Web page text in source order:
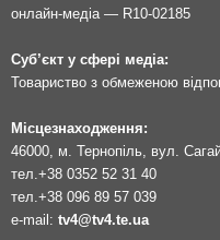
онлайн-медіа — R10-02185
Суб’єкт у сфері медіа:
Товариство з обмеженою
Місцезнаходження:
46000, м. Тернопіль, вул.
тел. +38 0352 52 31 40
тел. +38 096 89 57 039
e-mail: tv4@tv4.te.ua